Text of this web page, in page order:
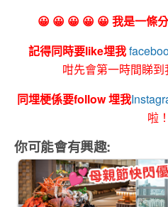
😀 😀 😀 😀 😀 我是一條
記得同時要like埋我
咁先會第一時間睇到
同埋梗係要follow 埋我
啦！
你可能會有興趣: